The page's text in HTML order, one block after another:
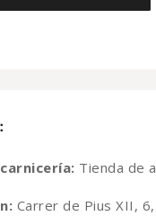
Tienda de
Carrer de Pius XII,